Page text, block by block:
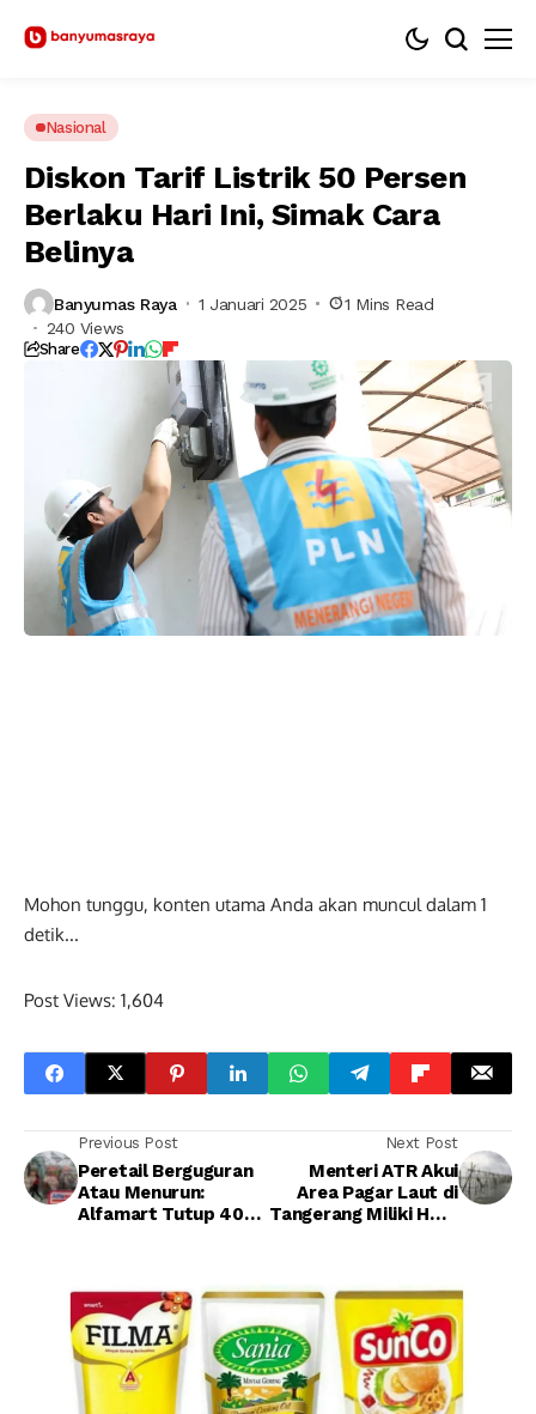
Nasional
Diskon Tarif Listrik 50 Persen
Berlaku Hari Ini, Simak Cara
Belinya
Banyumas Raya 1 Januari 2025
1 Mins Read
240 Views
Share
Mohon tunggu, konten utama Anda akan muncul dalam 0
detik...
Post Views: 1,604
Previous Post
Peretail Berguguran
Atau Menurun:
Alfamart Tutup 400
Next Post
Menteri ATR Akui
Area Pagar Laut di
Tangerang Miliki HGB,